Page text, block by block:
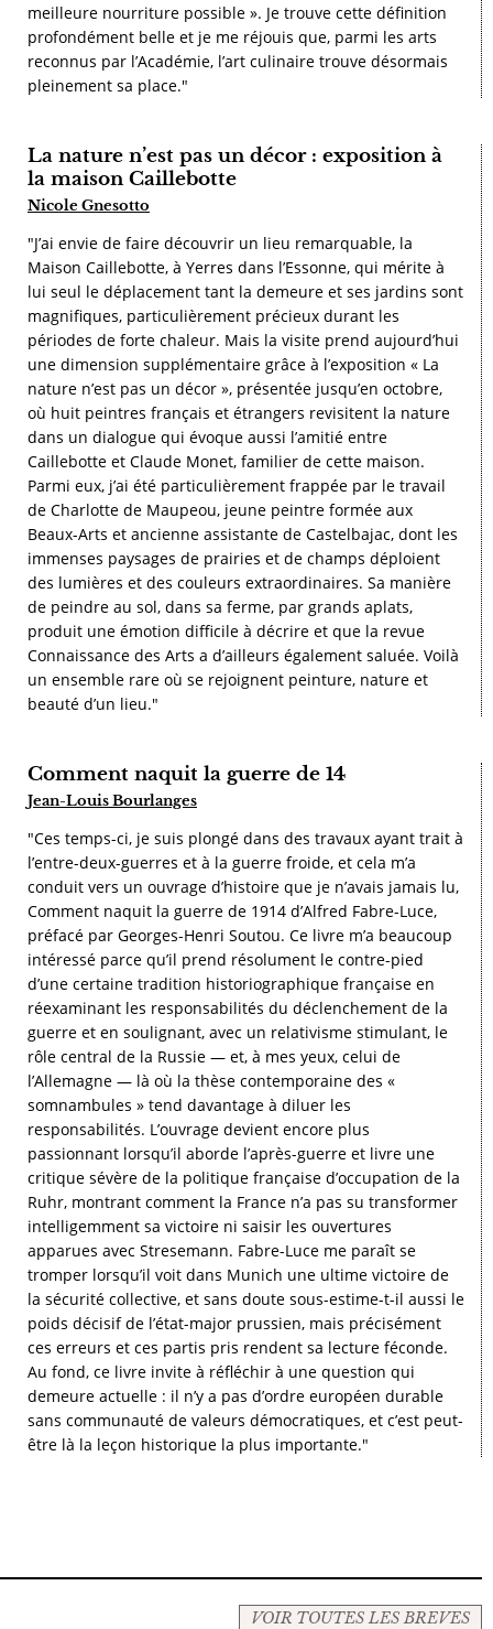
meilleure nourriture possible ». Je trouve cette définition
profondément belle et je me réjouis que, parmi les arts
reconnus par l’Académie, l’art culinaire trouve désormais
pleinement sa place."
La nature n’est pas un décor : exposition à
la maison Caillebotte
Nicole Gnesotto
"J’ai envie de faire découvrir un lieu remarquable, la
Maison Caillebotte, à Yerres dans l’Essonne, qui mérite à
lui seul le déplacement tant la demeure et ses jardins sont
magnifiques, particulièrement précieux durant les
périodes de forte chaleur. Mais la visite prend aujourd’hui
une dimension supplémentaire grâce à l’exposition « La
nature n’est pas un décor », présentée jusqu’en octobre,
où huit peintres français et étrangers revisitent la nature
dans un dialogue qui évoque aussi l’amitié entre
Caillebotte et Claude Monet, familier de cette maison.
Parmi eux, j’ai été particulièrement frappée par le travail
de Charlotte de Maupeou, jeune peintre formée aux
Beaux-Arts et ancienne assistante de Castelbajac, dont les
immenses paysages de prairies et de champs déploient
des lumières et des couleurs extraordinaires. Sa manière
de peindre au sol, dans sa ferme, par grands aplats,
produit une émotion difficile à décrire et que la revue
Connaissance des Arts a d’ailleurs également saluée. Voilà
un ensemble rare où se rejoignent peinture, nature et
beauté d’un lieu."
Comment naquit la guerre de 14
Jean-Louis Bourlanges
"Ces temps-ci, je suis plongé dans des travaux ayant trait à
l’entre-deux-guerres et à la guerre froide, et cela m’a
conduit vers un ouvrage d’histoire que je n’avais jamais lu,
Comment naquit la guerre de 1914 d’Alfred Fabre-Luce,
préfacé par Georges-Henri Soutou. Ce livre m’a beaucoup
intéressé parce qu’il prend résolument le contre-pied
d’une certaine tradition historiographique française en
réexaminant les responsabilités du déclenchement de la
guerre et en soulignant, avec un relativisme stimulant, le
rôle central de la Russie — et, à mes yeux, celui de
l’Allemagne — là où la thèse contemporaine des «
somnambules » tend davantage à diluer les
responsabilités. L’ouvrage devient encore plus
passionnant lorsqu’il aborde l’après-guerre et livre une
critique sévère de la politique française d’occupation de la
Ruhr, montrant comment la France n’a pas su transformer
intelligemment sa victoire ni saisir les ouvertures
apparues avec Stresemann. Fabre-Luce me paraît se
tromper lorsqu’il voit dans Munich une ultime victoire de
la sécurité collective, et sans doute sous-estime-t-il aussi le
poids décisif de l’état-major prussien, mais précisément
ces erreurs et ces partis pris rendent sa lecture féconde.
Au fond, ce livre invite à réfléchir à une question qui
demeure actuelle : il n’y a pas d’ordre européen durable
sans communauté de valeurs démocratiques, et c’est peut-
être là la leçon historique la plus importante."
VOIR TOUTES LES BREVES